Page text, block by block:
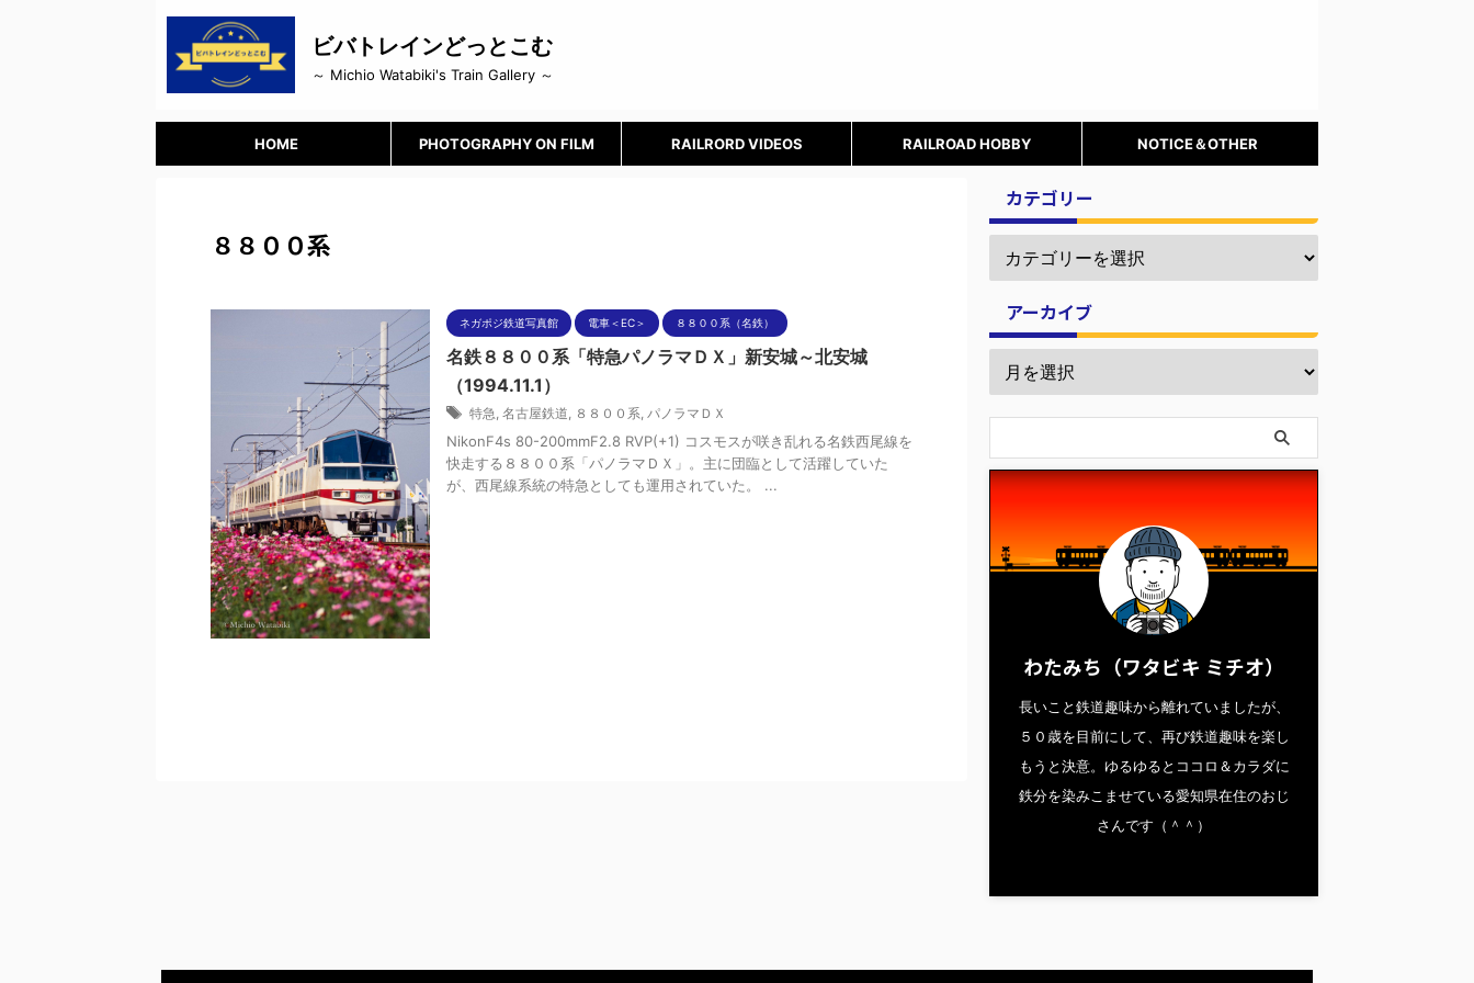
ビバトレインどっとこむ
～ Michio Watabiki's Train Gallery ～
HOME PHOTOGRAPHY ON FILM RAILRORD VIDEOS RAILROAD HOBBY NOTICE＆OTHER
８８００系
ネガポジ鉄道写真館 電車＜EC＞ ８８００系（名鉄）
名鉄８８００系「特急パノラマＤＸ」新安城～北安城
（1994.11.1）
特急, 名古屋鉄道, ８８００系, パノラマＤＸ
NikonF4s 80-200mmF2.8 RVP(+1) コスモスが咲き乱れる名鉄西尾線を
快走する８８００系「パノラマＤＸ」。主に団臨として活躍していた
が、西尾線系統の特急としても運用されていた。 ...
カテゴリー
アーカイブ
わたみち（ワタビキ ミチオ）
長いこと鉄道趣味から離れていましたが、
５０歳を目前にして、再び鉄道趣味を楽し
もうと決意。ゆるゆるとココロ＆カラダに
鉄分を染みこませている愛知県在住のおじ
さんです（＾＾）